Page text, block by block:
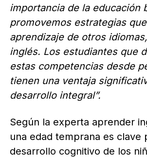
importancia de la educación
promovemos estrategias
aprendizaje de otros
inglés. Los estudiantes que
estas competencias desde
tienen una ventaja
desarrollo integral”.
Según la experta aprender
una edad temprana es clave
desarrollo cognitivo de los